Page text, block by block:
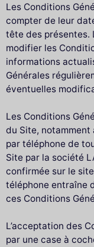
Les Conditions
compter de leur
tête des présentes.
modifier les
informations
Générales
éventuelles
Les Conditions
du Site,
par téléphone de
Site par la société
confirmée sur le site
téléphone entraîne
ces Conditions
L’acceptation des
par une case à